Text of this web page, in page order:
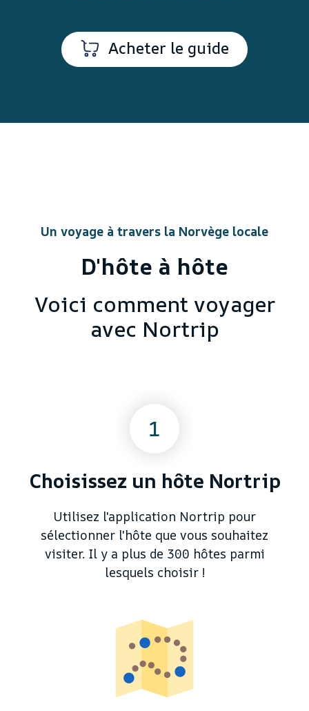
Acheter le guide
Un voyage à travers la Norvège locale
D'hôte à hôte
Voici comment voyager
avec Nortrip
1
Choisissez un hôte Nortrip
Utilisez l'application Nortrip pour
sélectionner l'hôte que vous souhaitez
visiter. Il y a plus de 300 hôtes parmi
lesquels choisir !